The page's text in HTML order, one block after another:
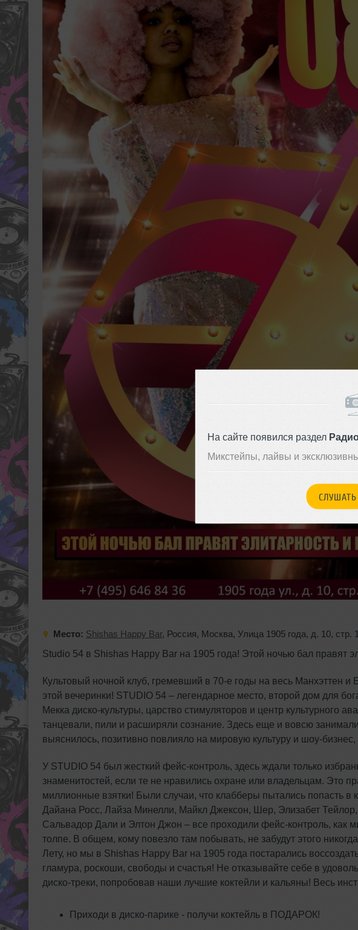
На сайте появился раздел
Микстейпы, лайвы и
СЛУШАТЬ
Место: Shishas Happy Bar, Россия, Москва, Улица 1905 года, д. 10, стр. 1
Studio 54 в Shishas Happy Bar на 1905 года! Этой ночью бал правят
Культовый ночной клуб, гремевший в 70-е годы на весь Манхэттен и
этой вечеринки! STUDIO 54 – легендарное место, второй дом для
Мекка диско-культуры, царство стимуляторов и центр культурного
танцевали, пили и расширяли сознание. Здесь еще и вовсю
выяснилось, позитивно повлияло на мировую культуру и шоу-бизнес,
У STUDIO 54 был жесткий фейс-контроль, здесь ждали только
знаменитостей, если те не нравились охране или владельцам. Это
миллионные взятки! Были случаи, что клабберы пытались попасть в
Дайана Росс, Лайза Минелли, Майкл Джексон, Шер, Элизабет
Сальвадор Дали и Элтон Джон – все проходили фейс-контроль, как
толпе. В общем, кому повезло там побывать, не забудут этого
Лету, но мы в Shishas Happy Bar на 1905 года постарались
гламура, роскоши, свободы и счастья! Не отказывайте себе в
диско-треки, попробовав наши лучшие коктейли и кальяны! Весь
Приходи в диско-парике - получи коктейль в ПОДАРОК!